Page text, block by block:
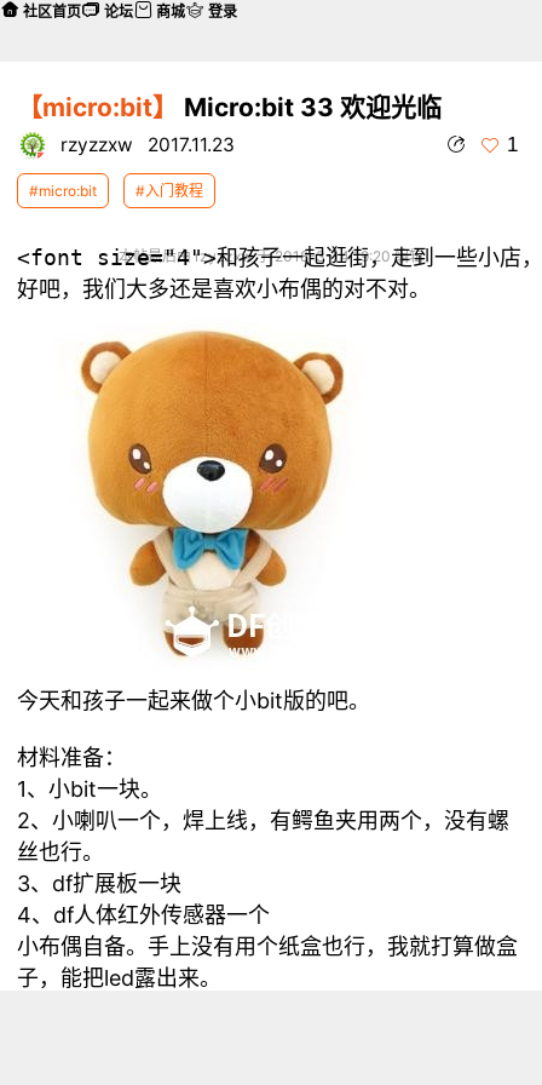
【micro:bit】 Micro:bit 33 欢迎光临
rzyzzxw 2017.11.23 1
#micro:bit #入门教程
本帖最后由 rzyzzxw 于 2018-3-14 19:20 编辑
好吧，我们大多还是喜欢小布偶的对不对。
今天和孩子一起来做个小bit版的吧。
材料准备：
1、小bit一块。
2、小喇叭一个，焊上线，有鳄鱼夹用两个，没有螺
丝也行。
3、df扩展板一块
4、df人体红外传感器一个
小布偶自备。手上没有用个纸盒也行，我就打算做盒
子，能把led露出来。
社区首页 论坛 商城 登录